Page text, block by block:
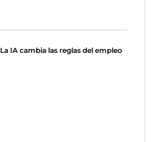
La IA cambia las reglas del empleo